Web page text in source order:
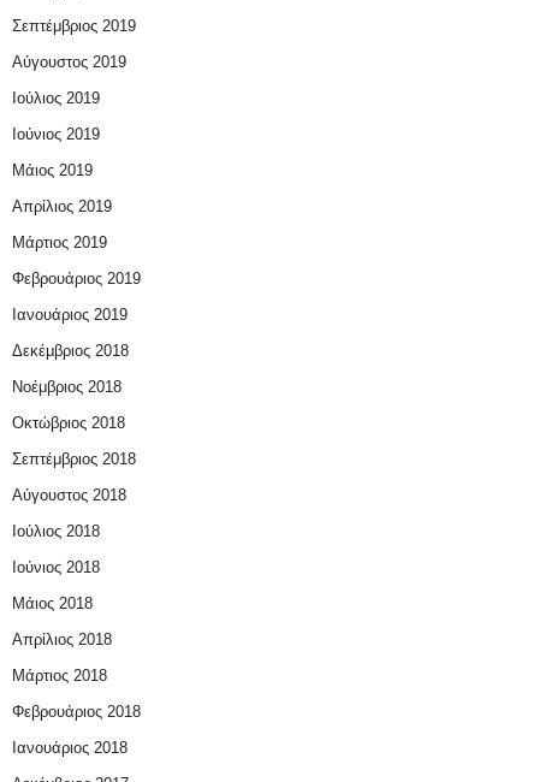
Σεπτέμβριος 2019
Αύγουστος 2019
Ιούλιος 2019
Ιούνιος 2019
Μάιος 2019
Απρίλιος 2019
Μάρτιος 2019
Φεβρουάριος 2019
Ιανουάριος 2019
Δεκέμβριος 2018
Νοέμβριος 2018
Οκτώβριος 2018
Σεπτέμβριος 2018
Αύγουστος 2018
Ιούλιος 2018
Ιούνιος 2018
Μάιος 2018
Απρίλιος 2018
Μάρτιος 2018
Φεβρουάριος 2018
Ιανουάριος 2018